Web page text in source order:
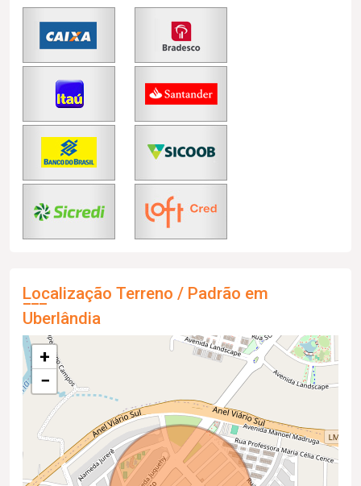
Localização Terreno / Padrão em
Uberlândia
+
−